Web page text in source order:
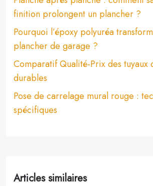
finition prolongent un plancher ?
Pourquoi l’époxy polyuréa
plancher de garage ?
Comparatif Qualité-Prix des tuyaux
durables
Pose de carrelage mural rouge :
spécifiques
Articles similaires